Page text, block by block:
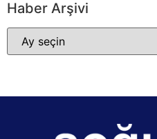
Haber Arşivi